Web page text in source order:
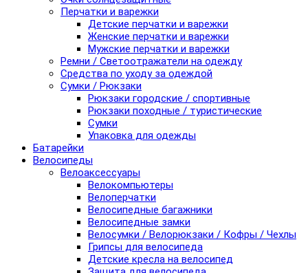
Перчатки и варежки
Детские перчатки и варежки
Женские перчатки и варежки
Мужские перчатки и варежки
Ремни / Светоотражатели на одежду
Средства по уходу за одеждой
Сумки / Рюкзаки
Рюкзаки городские / спортивные
Рюкзаки походные / туристические
Сумки
Упаковка для одежды
Батарейки
Велосипеды
Велоаксессуары
Велокомпьютеры
Велоперчатки
Велосипедные багажники
Велосипедные замки
Велосумки / Велорюкзаки / Кофры / Чехлы
Грипсы для велосипеда
Детские кресла на велосипед